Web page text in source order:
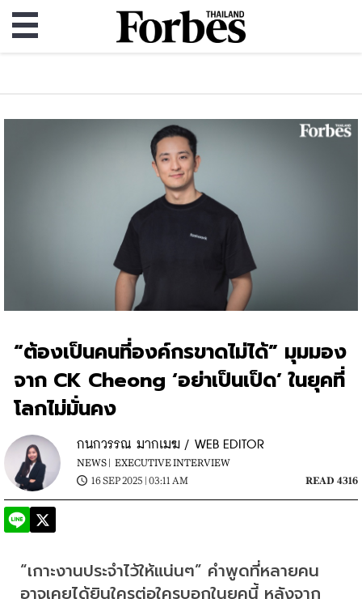
“ต้องเป็นคนที่องค์กรขาดไม่ได้” มุมมอง
จาก CK Cheong ‘อย่าเป็นเป็ด’ ในยุคที่
โลกไม่มั่นคง
กนกวรรณ มากเมฆ / WEB EDITOR
NEWS | EXECUTIVE INTERVIEW
16 SEP 2025 | 03:11 AM
READ 4316
“เกาะงานประจำไว้ให้แน่นๆ” คำพูดที่หลายคน
อาจเคยได้ยินใครต่อใครบอกในยุคนี้ หลังจาก